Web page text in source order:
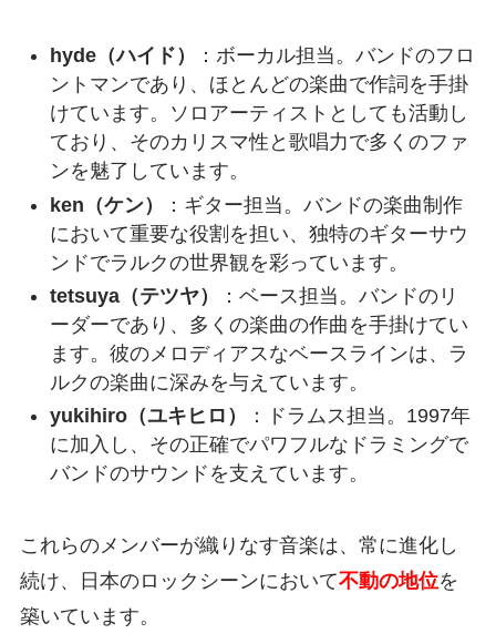
hyde（ハイド）
：ボーカル担当。バンドのフロ
ントマンであり、ほとんどの楽曲で作詞を手掛
けています。ソロアーティストとしても活動し
ており、そのカリスマ性と歌唱力で多くのファ
ンを魅了しています。
ken（ケン）
：ギター担当。バンドの楽曲制作
において重要な役割を担い、独特のギターサウ
ンドでラルクの世界観を彩っています。
tetsuya（テツヤ）
：ベース担当。バンドのリ
ーダーであり、多くの楽曲の作曲を手掛けてい
ます。彼のメロディアスなベースラインは、ラ
ルクの楽曲に深みを与えています。
yukihiro（ユキヒロ）
：ドラムス担当。1997年
に加入し、その正確でパワフルなドラミングで
バンドのサウンドを支えています。
これらのメンバーが織りなす音楽は、常に進化し
続け、日本のロックシーンにおいて不動の地位を
築いています。